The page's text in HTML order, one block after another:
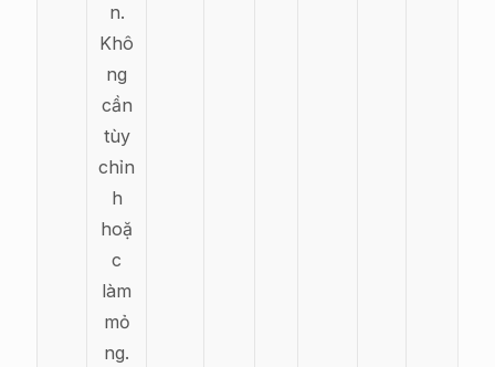
n.
Khô
ng
cần
tùy
chỉn
h
hoặ
c
làm
mỏ
ng.